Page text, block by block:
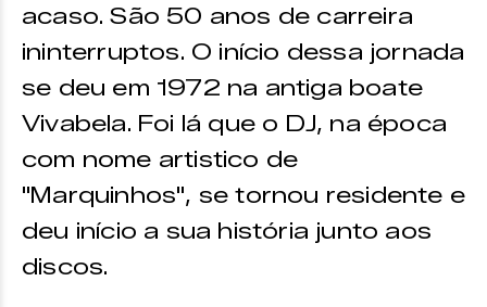
acaso. São 50 anos de carreira
ininterruptos. O início dessa jornada
se deu em 1972 na antiga boate
Vivabela. Foi lá que o DJ, na época
com nome artistico de
"Marquinhos", se tornou residente e
deu início a sua história junto aos
discos.